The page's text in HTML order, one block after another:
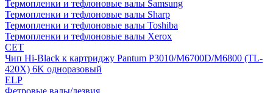
Термопленки и тефлоновые валы Samsung
Термопленки и тефлоновые валы Sharp
Термопленки и тефлоновые валы Toshiba
Термопленки и тефлоновые валы Xerox
CET
Чип Hi-Black к картриджу Pantum P3010/M6700D/M6800 (TL-
420X) 6K одноразовый
ELP
Фетровые валы/лезвия